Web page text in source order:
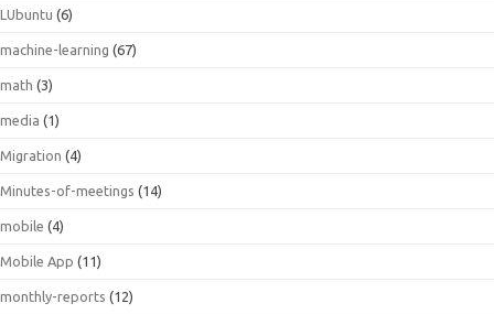
LUbuntu (6)
machine-learning (67)
math (3)
media (1)
Migration (4)
Minutes-of-meetings (14)
mobile (4)
Mobile App (11)
monthly-reports (12)